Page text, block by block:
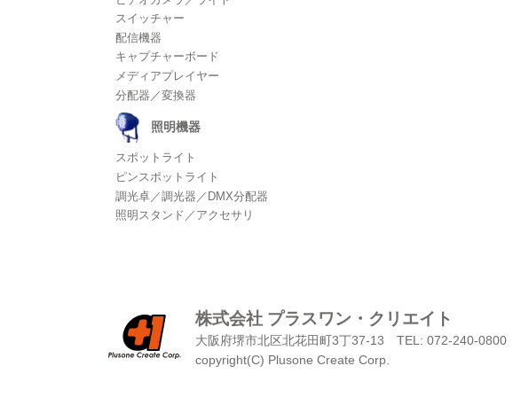
スイッチャー
配信機器
キャプチャーボード
メディアプレイヤー
分配器／変換器
照明機器
スポットライト
ピンスポットライト
調光卓／調光器／DMX分配器
照明スタンド／アクセサリ
株式会社 プラスワン・クリエイト
大阪府堺市北区北花田町3丁37-13 TEL: 072-240-0800
copyright(C) Plusone Create Corp.